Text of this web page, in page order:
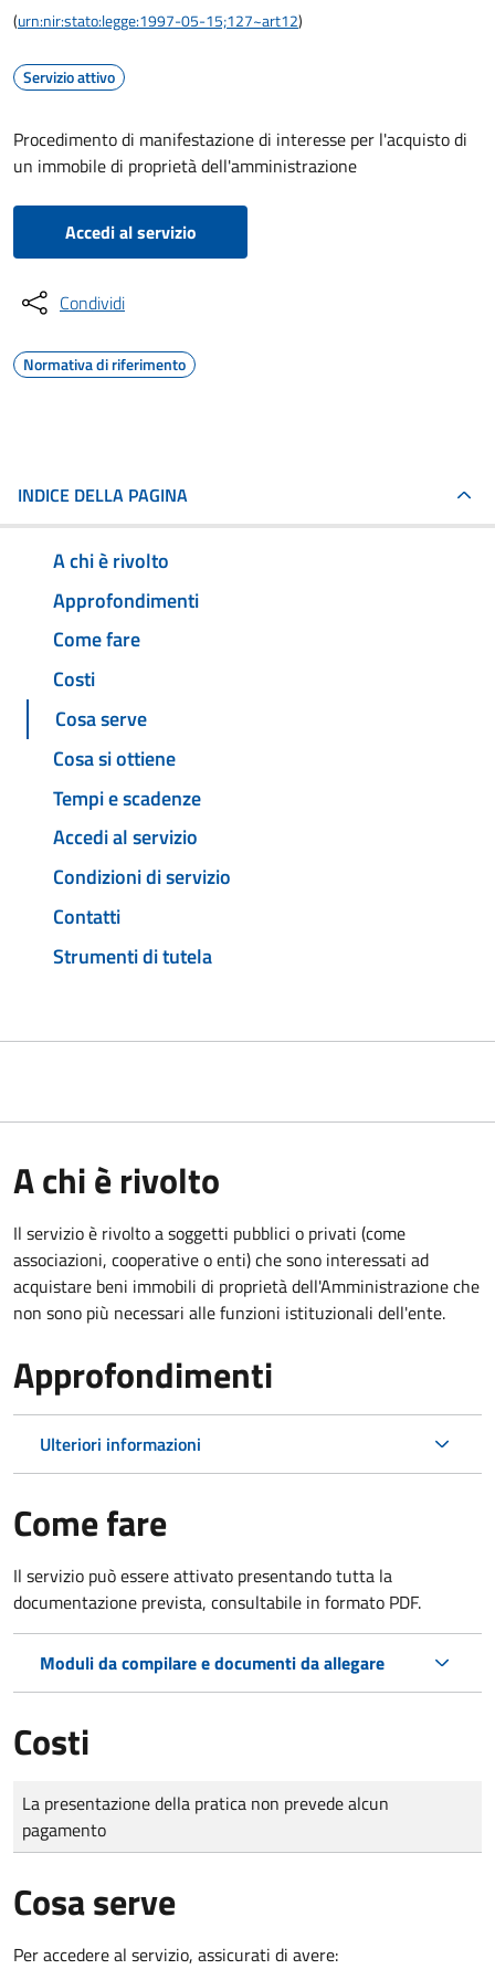
(urn:nir:stato:legge:1997-05-15;127~art12)
Servizio attivo
Procedimento di manifestazione di interesse per l'acquisto di
un immobile di proprietà dell'amministrazione
Accedi al servizio
Condividi
Normativa di riferimento
INDICE DELLA PAGINA
A chi è rivolto
Approfondimenti
Come fare
Costi
Cosa serve
Cosa si ottiene
Tempi e scadenze
Accedi al servizio
Condizioni di servizio
Contatti
Strumenti di tutela
A chi è rivolto
Il servizio è rivolto a soggetti pubblici o privati (come
associazioni, cooperative o enti) che sono interessati ad
acquistare beni immobili di proprietà dell'Amministrazione che
non sono più necessari alle funzioni istituzionali dell'ente.
Approfondimenti
Ulteriori informazioni
Come fare
Il servizio può essere attivato presentando tutta la
documentazione prevista, consultabile in formato PDF.
Moduli da compilare e documenti da allegare
Costi
Tipo di pagamento
Importo
La presentazione della pratica non prevede alcun
pagamento
Cosa serve
Per accedere al servizio, assicurati di avere: